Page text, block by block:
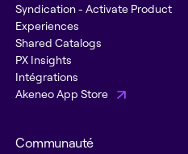
Syndication - Activate Product
Experiences
Shared Catalogs
PX Insights
Intégrations
Akeneo App Store
Communauté